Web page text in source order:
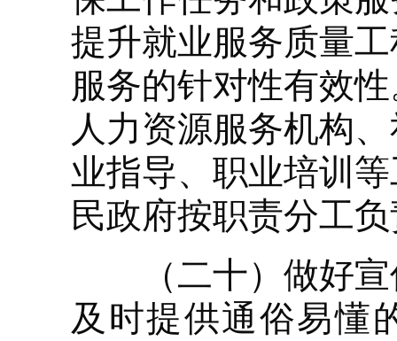
提升就业服务质量
服务的针对性有效
人力资源服务机构
业指导、职业培训
民政府按职责分工
（二十）做好宣
及时提供通俗易懂